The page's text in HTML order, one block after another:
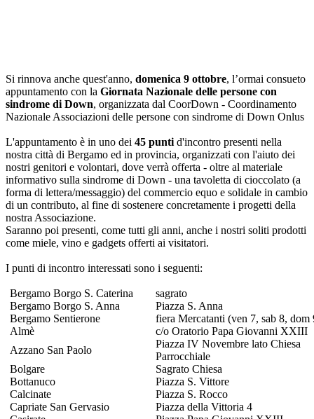
Si rinnova anche quest'anno, domenica 9 ottobre, l’ormai consueto
appuntamento con la Giornata Nazionale delle persone con
sindrome di Down, organizzata dal CoorDown - Coordinamento
Nazionale Associazioni delle persone con sindrome di Down Onlus
L'appuntamento è in uno dei 45 punti d'incontro presenti nella
nostra città di Bergamo ed in provincia, organizzati con l'aiuto dei
nostri genitori e volontari, dove verrà offerta - oltre al materiale
informativo sulla sindrome di Down - una tavoletta di cioccolato (a
forma di lettera/messaggio) del commercio equo e solidale in cambio
di un contributo, al fine di sostenere concretamente i progetti della
nostra Associazione.
Saranno poi presenti, come tutti gli anni, anche i nostri soliti prodotti
come miele, vino e gadgets offerti ai visitatori.
I punti di incontro interessati sono i seguenti:
Bergamo Borgo S. Caterina
sagrato
Bergamo Borgo S. Anna
Piazza S. Anna
Bergamo Sentierone
fiera Mercatanti (ven 7, sab 8, dom
Almè
c/o Oratorio Papa Giovanni XXIII
Azzano San Paolo
Piazza IV Novembre lato Chiesa
Parrocchiale
Bolgare
Sagrato Chiesa
Bottanuco
Piazza S. Vittore
Calcinate
Piazza S. Rocco
Capriate San Gervasio
Piazza della Vittoria 4